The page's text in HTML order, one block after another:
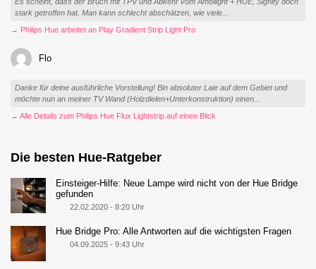
stark getroffen hat. Man kann schlecht abschätzen, wie viele...
→ Philips Hue arbeitet an Play Gradient Strip Light Pro
Flo
Danke für deine ausführliche Vorstellung! Bin absoluter Laie auf dem Gebiet und
möchte nun an meiner TV Wand (Holzdielen+Unterkonstruktion) einen...
→ Alle Details zum Philips Hue Flux Lightstrip auf einen Blick
Die besten Hue-Ratgeber
Einsteiger-Hilfe: Neue Lampe wird nicht von der Hue Bridge
gefunden
22.02.2020 - 8:20 Uhr
Hue Bridge Pro: Alle Antworten auf die wichtigsten Fragen
04.09.2025 - 9:43 Uhr